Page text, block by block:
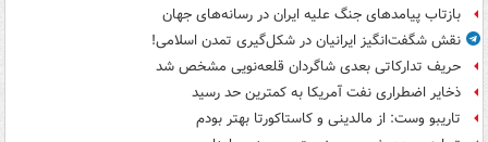
بازتاب پیامدهای جنگ علیه ایران در رسانه‌های جهان
نقش شگفت‌انگیز ایرانیان در شکل‌گیری تمدن اسلامی!
حریف تدارکاتی بعدی شاگردان قلعه‌نویی مشخص شد
ذخایر اضطراری نفت آمریکا به کمترین حد رسید
تاریبو وست: از مالدینی و کاستاکورتا بهتر بودم